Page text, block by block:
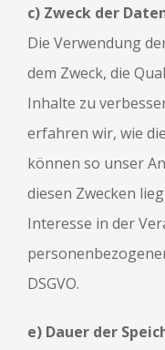
c) Zweck der
Die Verwendung
dem Zweck, die
Inhalte zu
erfahren wir, wie
können so unser
diesen Zwecken
Interesse in der
DSGVO.
e) Dauer der